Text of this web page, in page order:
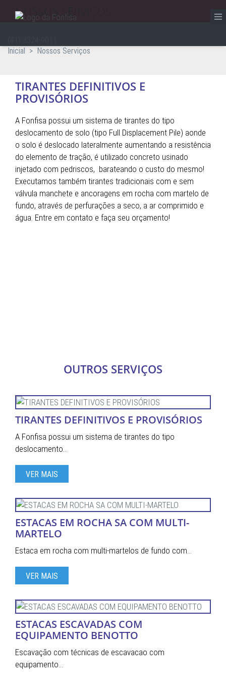
NOSSOS SERVIÇOS
Inicial > Nossos Serviços
TIRANTES DEFINITIVOS E
PROVISÓRIOS
A Fonfisa possui um sistema de tirantes do tipo
deslocamento de solo (tipo Full Displacement Pile) aonde
o solo é deslocado lateralmente aumentando a resistência
do elemento de tração, é utilizado concreto usinado
injetado com pedriscos, barateando o custo do mesmo!
Executamos também tirantes tradicionais com e sem
válvula manchete e ancoragens em rocha com martelo de
fundo, através de perfurações a seco, a ar comprimido e
água. Entre em contato e faça seu orçamento!
OUTROS SERVIÇOS
TIRANTES DEFINITIVOS E PROVISÓRIOS
A Fonfisa possui um sistema de tirantes do tipo
deslocamento…
VER MAIS
ESTACAS EM ROCHA SA COM MULTI-
MARTELO
Estaca em rocha com multi-martelos de fundo com…
VER MAIS
ESTACAS ESCAVADAS COM
EQUIPAMENTO BENOTTO
Escavação com técnicas de escavacao com
equipamento…